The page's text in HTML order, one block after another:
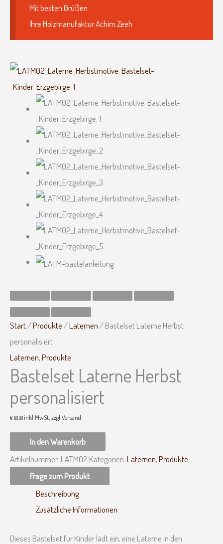
Mit besten Grüßen
Ihre Holzmanufaktur Achim Zeeh
Start/Produkte /Laternen / Bastelset Laterne Herbst
personalisiert
Laternen,Produkte
Bastelset Laterne Herbst
personalisiert
€ 69,00inkl MwSt, zzgl Versand
In den Warenkorb
Artikelnummer: LATM02 Kategorien:Laternen,Produkte
Beschreibung
Zusätzliche Informationen
Dieses Bastelset für Kinder lädt ein, eine Laterne in den